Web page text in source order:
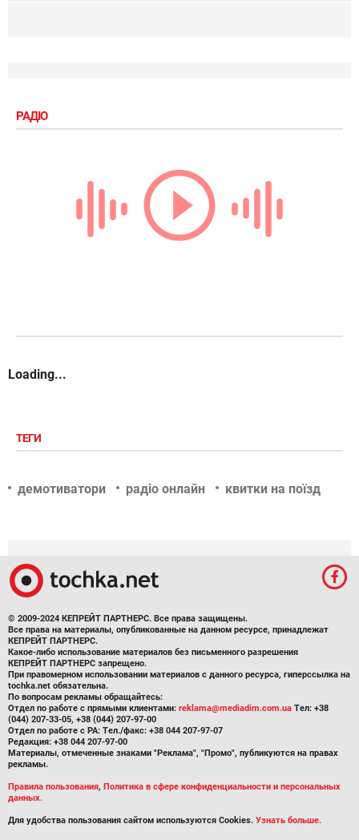
РАДІО
Loading...
ТЕГИ
демотиватори радіо онлайн квитки на поїзд
© 2009-2024 КЕПРЕЙТ ПАРТНЕРС. Все права защищены.
Все права на материалы, опубликованные на данном ресурсе, принадлежат
КЕПРЕЙТ ПАРТНЕРС.
Какое-либо использование материалов без письменного разрешения
КЕПРЕЙТ ПАРТНЕРС запрещено.
При правомерном использовании материалов с данного ресурса, гиперссылка на
tochka.net обязательна.
По вопросам рекламы обращайтесь:
Отдел по работе с прямыми клиентами: reklama@mediadim.com.ua Тел: +38
(044) 207-33-05, +38 (044) 207-97-00
Отдел по работе с РА: Тел./факс: +38 044 207-97-07
Редакция: +38 044 207-97-00
Материалы, отмеченные знаками "Реклама", "Промо", публикуются на правах
рекламы.
Правила пользования, Политика в сфере конфиденциальности и персональных
данных.
Для удобства пользования сайтом используются Cookies. Узнать больше.